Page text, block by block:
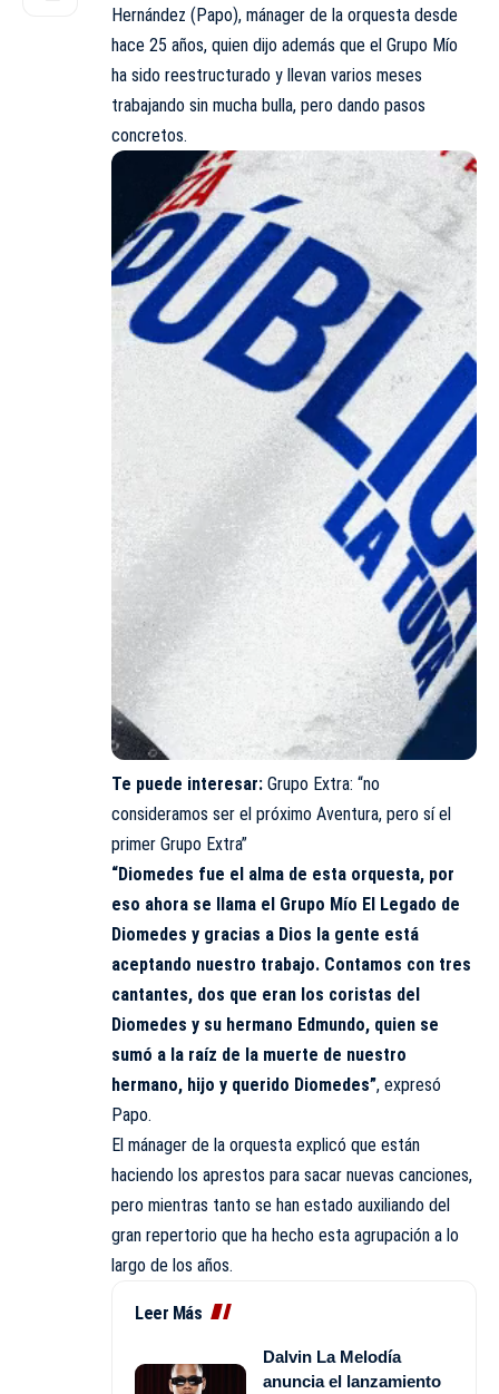
Hernández (Papo), mánager de la orquesta desde
hace 25 años, quien dijo además que el Grupo Mío
ha sido reestructurado y llevan varios meses
trabajando sin mucha bulla, pero dando pasos
concretos.
Te puede interesar: Grupo Extra: “no
consideramos ser el próximo Aventura, pero sí el
primer Grupo Extra”
“Diomedes fue el alma de esta orquesta, por
eso ahora se llama el Grupo Mío El Legado de
Diomedes y gracias a Dios la gente está
aceptando nuestro trabajo. Contamos con tres
cantantes, dos que eran los coristas del
Diomedes y su hermano Edmundo, quien se
sumó a la raíz de la muerte de nuestro
hermano, hijo y querido Diomedes”, expresó
Papo.
El mánager de la orquesta explicó que están
haciendo los aprestos para sacar nuevas canciones,
pero mientras tanto se han estado auxiliando del
gran repertorio que ha hecho esta agrupación a lo
largo de los años.
Leer Más
Dalvin La Melodía
anuncia el lanzamiento